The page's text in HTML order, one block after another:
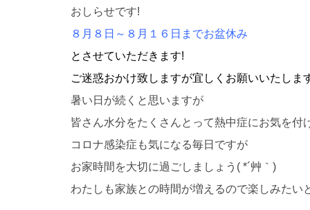
おしらせです!
８月８日～８月１６日までお盆休み
とさせていただきます!
ご迷惑おかけ致しますが宜しくお願いいたしま
暑い日が続くと思いますが
皆さん水分をたくさんとって熱中症にお気を付
コロナ感染症も気になる毎日ですが
お家時間を大切に過ごしましょう( *´艸｀)
わたしも家族との時間が増えるので楽しみたい